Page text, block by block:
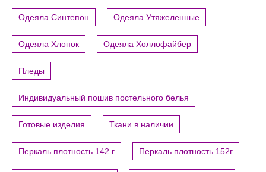
Одеяла Синтепон Одеяла Утяжеленные
Одеяла Хлопок Одеяла Холлофайбер
Пледы
Индивидуальный пошив постельного белья
Готовые изделия Ткани в наличии
Перкаль плотность 142 г Перкаль плотность 152г